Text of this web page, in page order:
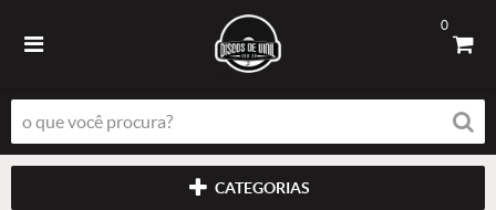
0
CATEGORIAS